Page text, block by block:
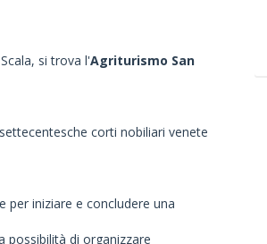
si trova l'Agriturismo San
corti nobiliari venete
per iniziare e concludere una
possibilità di organizzare